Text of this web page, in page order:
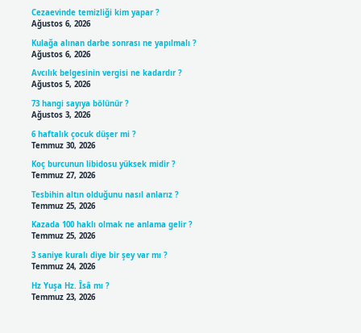
Cezaevinde temizliği kim yapar ?
Ağustos 6, 2026
Kulağa alınan darbe sonrası ne yapılmalı ?
Ağustos 6, 2026
Avcılık belgesinin vergisi ne kadardır ?
Ağustos 5, 2026
73 hangi sayıya bölünür ?
Ağustos 3, 2026
6 haftalık çocuk düşer mi ?
Temmuz 30, 2026
Koç burcunun libidosu yüksek midir ?
Temmuz 27, 2026
Tesbihin altın olduğunu nasıl anlarız ?
Temmuz 25, 2026
Kazada 100 haklı olmak ne anlama gelir ?
Temmuz 25, 2026
3 saniye kuralı diye bir şey var mı ?
Temmuz 24, 2026
Hz Yuşa Hz. Îsâ mı ?
Temmuz 23, 2026